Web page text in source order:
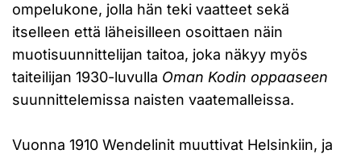
ompelukone, jolla hän teki vaatteet sekä
itselleen että läheisilleen osoittaen näin
muotisuunnittelijan taitoa, joka näkyy myös
taiteilijan 1930-luvulla Oman Kodin oppaaseen
suunnittelemissa naisten vaatemalleissa.
Vuonna 1910 Wendelinit muuttivat Helsinkiin, ja